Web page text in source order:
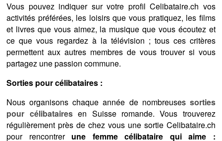
Vous pouvez indiquer sur votre profil Celibataire.ch vos
activités préférées, les loisirs que vous pratiquez, les films
et livres que vous aimez, la musique que vous écoutez et
ce que vous regardez à la télévision ; tous ces critères
permettent aux autres membres de vous trouver si vous
partagez une passion commune.
Sorties pour célibataires :
Nous organisons chaque année de nombreuses sorties
pour célibatairesen Suisse romande. Vous trouverez
régulièrement près de chez vous une sortie Celibataire.ch
pour rencontrer une femme célibataire qui aime :